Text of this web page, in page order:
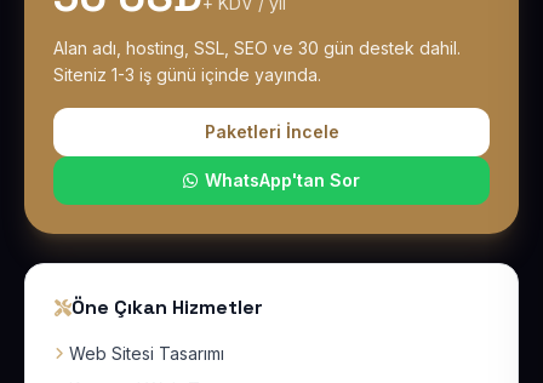
Alan adı, hosting, SSL, SEO ve 30 gün destek dahil.
Siteniz 1-3 iş günü içinde yayında.
Paketleri İncele
WhatsApp'tan Sor
Öne Çıkan Hizmetler
Web Sitesi Tasarımı